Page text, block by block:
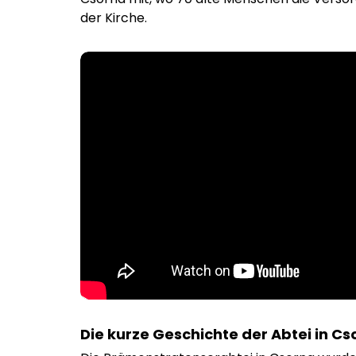
der Kirche.
Die kurze Geschichte der Abtei in